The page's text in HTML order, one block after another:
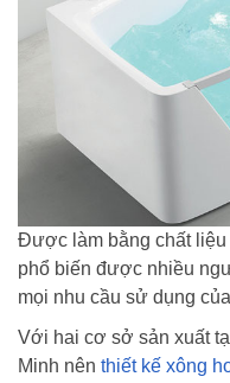
Được làm bằng chất liệu
phổ biến được nhiều
mọi nhu cầu sử dụng
Với hai cơ sở sản xuất
Minh nên thiết kế xông